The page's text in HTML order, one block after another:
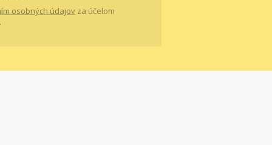
osobných údajov za účelom